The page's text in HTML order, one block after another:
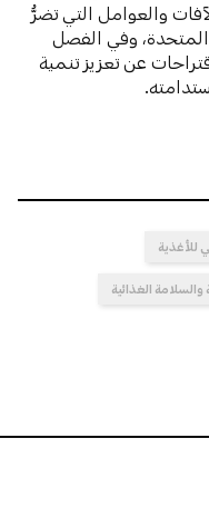
والعوامل التي تضرُّ
وفي الفصل
عن تعزيز تنمية
الغذائية